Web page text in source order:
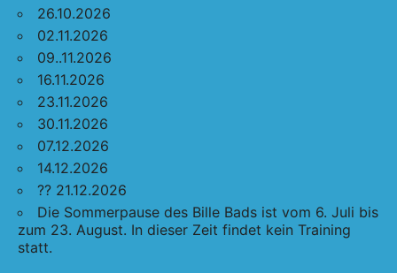
26.10.2026
02.11.2026
09..11.2026
16.11.2026
23.11.2026
30.11.2026
07.12.2026
14.12.2026
?? 21.12.2026
Die Sommerpause des Bille Bads ist vom 6. Juli bis
zum 23. August. In dieser Zeit findet kein Training
statt.